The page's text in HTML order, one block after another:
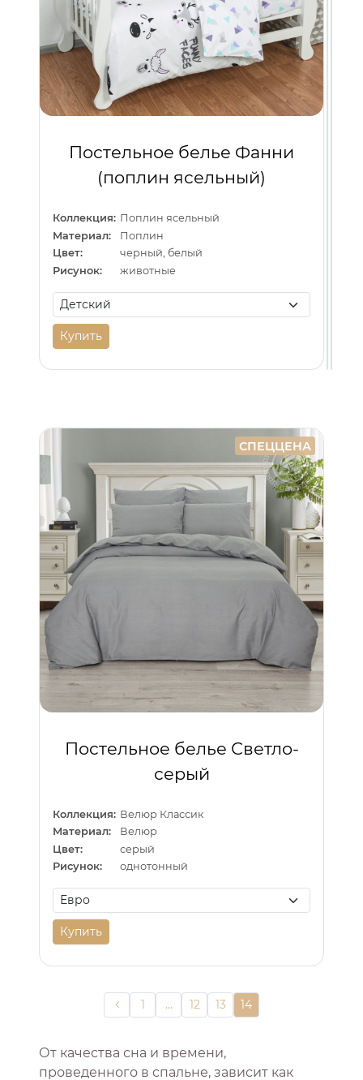
Постельное белье Фанни
(поплин ясельный)
Коллекция: Поплин ясельный
Материал:
Поплин
Цвет:
черный, белый
Рисунок:
животные
Купить
СПЕЦЦЕНА
Постельное белье Светло-
серый
Коллекция: Велюр Классик
Материал:
Велюр
Цвет:
серый
Рисунок:
однотонный
Купить
1 ... 12 13 14
От качества сна и времени,
проведенного в спальне, зависит как